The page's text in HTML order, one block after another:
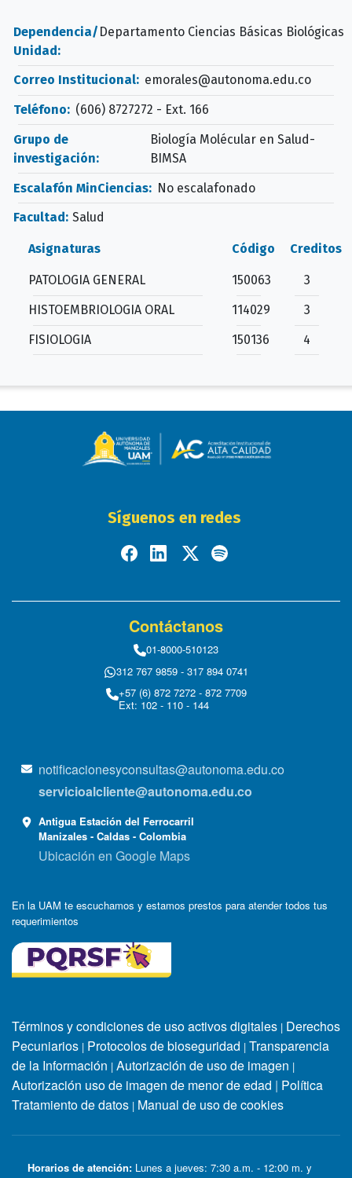
Dependencia/
Unidad:
Departamento Ciencias Básicas Biológicas
Correo Institucional: emorales@autonoma.edu.co
Teléfono: (606) 8727272 - Ext. 166
Grupo de
investigación:
Biología Molécular en Salud-
BIMSA
Escalafón MinCiencias: No escalafonado
Facultad: Salud
Asignaturas Código Creditos
PATOLOGIA GENERAL 150063
3
HISTOEMBRIOLOGIA ORAL
114029
3
FISIOLOGIA
150136 4
Síguenos en redes
Contáctanos
01-8000-510123
312 767 9859 - 317 894 0741
+57 (6) 872 7272 - 872 7709
Ext: 102 - 110 - 144
notificacionesyconsultas@autonoma.edu.co
servicioalcliente@autonoma.edu.co
Antigua Estación del Ferrocarril
Manizales - Caldas - Colombia
Ubicación en Google Maps
En la UAM te escuchamos y estamos prestos para atender todos tus
requerimientos
Términos y condiciones de uso activos digitales | Derechos
Pecuniarios | Protocolos de bioseguridad | Transparencia
de la Información | Autorización de uso de imagen |
Autorización uso de imagen de menor de edad | Política
Tratamiento de datos | Manual de uso de cookies
Horarios de atención: Lunes a jueves: 7:30 a.m. - 12:00 m. y